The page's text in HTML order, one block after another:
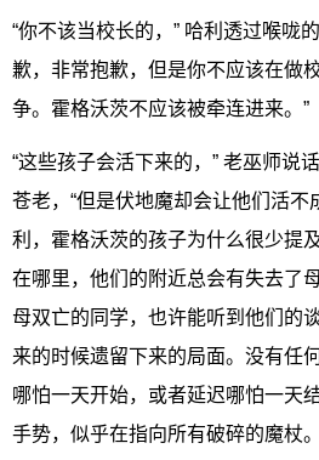
“你不该当校长的，” 哈利透过喉咙
歉，非常抱歉，但是你不应该在做
争。霍格沃茨不应该被牵连进来。”
“这些孩子会活下来的，” 老巫师说
苍老，“但是伏地魔却会让他们活
利，霍格沃茨的孩子为什么很少提
在哪里，他们的附近总会有失去了
母双亡的同学，也许能听到他们的
来的时候遗留下来的局面。没有任
哪怕一天开始，或者延迟哪怕一天
手势，似乎在指向所有破碎的魔杖